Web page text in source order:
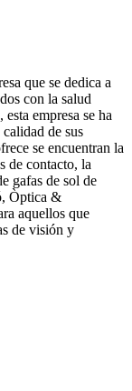
que se dedica a
con la salud
empresa se ha
de sus
se encuentran la
de contacto, la
gafas de sol de
Òptica &
aquellos que
de visión y